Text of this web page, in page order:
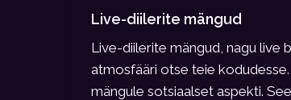
Live-diilerite mängud
Live-diilerite mängud, nagu live
atmosfääri otse teie
mängule sotsiaalset aspekti.